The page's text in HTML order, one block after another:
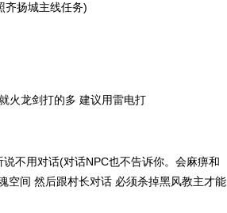
齐扬城主线任务)
火龙剑打的多 建议用雷电打
不用对话(对话NPC也不告诉你。会麻痹和
空间 然后跟村长对话 必须杀掉黑风教主才能